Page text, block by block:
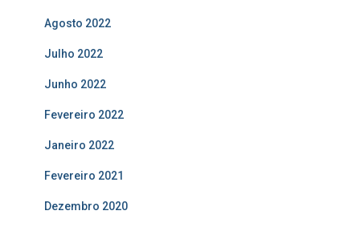
Agosto 2022
Julho 2022
Junho 2022
Fevereiro 2022
Janeiro 2022
Fevereiro 2021
Dezembro 2020